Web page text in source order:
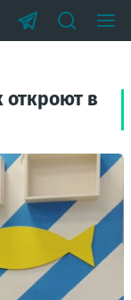
откроют в